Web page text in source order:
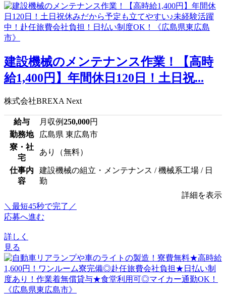
建設機械のメンテナンス作業！【高時
給1,400円】年間休日120日！土日祝...
株式会社BREXA Next
給与 月収例250,000円
勤務地
広島県 東広島市
寮・社
宅
あり（無料）
仕事内
容
建設機械の組立・メンテナンス / 機械系工場 / 日
勤
詳細を表示
＼最短45秒で完了／
応募へ進む
詳しく
見る